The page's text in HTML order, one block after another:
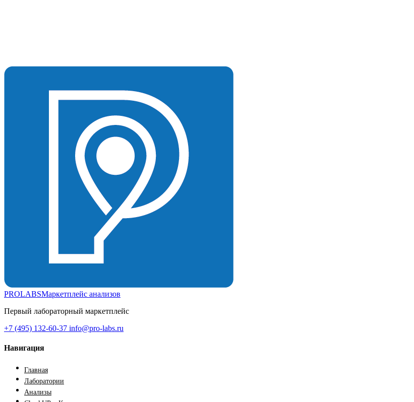
PROLABSМаркетплейс анализов
Первый лабораторный маркетплейс
+7 (495) 132-60-37 info@pro-labs.ru
Навигация
Главная
Лаборатории
Анализы